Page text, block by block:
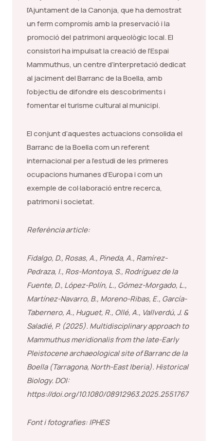
l’Ajuntament de la Canonja, que ha demostrat
un ferm compromís amb la preservació i la
promoció del patrimoni arqueològic local. El
consistori ha impulsat la creació de l’Espai
Mammuthus, un centre d’interpretació dedicat
al jaciment del Barranc de la Boella, amb
l’objectiu de difondre els descobriments i
fomentar el turisme cultural al municipi.
El conjunt d’aquestes actuacions consolida el
Barranc de la Boella com un referent
internacional per a l’estudi de les primeres
ocupacions humanes d’Europa i com un
exemple de col·laboració entre recerca,
patrimoni i societat.
Referència article:
Fidalgo, D., Rosas, A., Pineda, A., Ramírez-
Pedraza, I., Ros-Montoya, S., Rodríguez de la
Fuente, D., López-Polín, L., Gómez-Morgado, L.,
Martínez-Navarro, B., Moreno-Ribas, E., García-
Tabernero, A., Huguet, R., Ollé, A., Vallverdú, J. &
Saladié, P. (2025). Multidisciplinary approach to
Mammuthus meridionalis from the late-Early
Pleistocene archaeological site of Barranc de la
Boella (Tarragona, North-East Iberia). Historical
Biology. DOI:
https://doi.org/10.1080/08912963.2025.2551767
Font i fotografies: IPHES